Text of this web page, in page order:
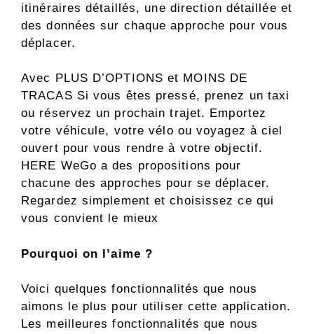
itinéraires détaillés, une direction détaillée et
des données sur chaque approche pour vous
déplacer.
Avec PLUS D’OPTIONS et MOINS DE
TRACAS Si vous êtes pressé, prenez un taxi
ou réservez un prochain trajet. Emportez
votre véhicule, votre vélo ou voyagez à ciel
ouvert pour vous rendre à votre objectif.
HERE WeGo a des propositions pour
chacune des approches pour se déplacer.
Regardez simplement et choisissez ce qui
vous convient le mieux
Pourquoi on l’aime ?
Voici quelques fonctionnalités que nous
aimons le plus pour utiliser cette application.
Les meilleures fonctionnalités que nous